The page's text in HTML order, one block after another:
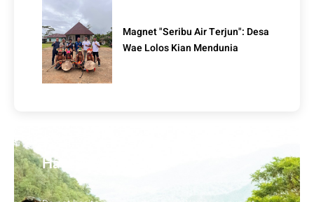
Magnet "Seribu Air Terjun": Desa
Wae Lolos Kian Mendunia
Have Any Question?